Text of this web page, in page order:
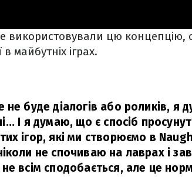
використовували цю концепцію,
майбутніх іграх.
буде діалогів або роликів, я
І я думаю, що є спосіб
ігор, які ми створюємо в
не спочиваю на лаврах і
всім сподобається, але це